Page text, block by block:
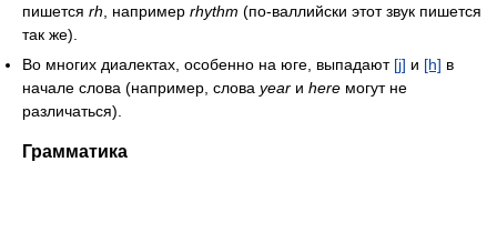
пишется rh , например rhythm (по-валлийски этот звук пишется
так же).
Во многих диалектах, особенно на юге, выпадают [j] и [h] в
начале слова (например, слова year и here могут не
различаться).
Грамматика